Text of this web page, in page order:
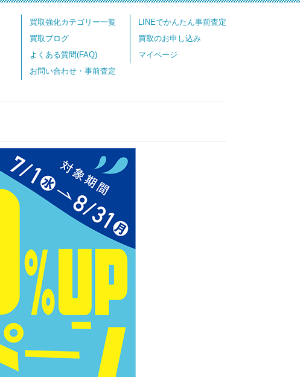
買取強化カテゴリー一覧
買取ブログ
よくある質問(FAQ)
お問い合わせ・事前査定
LINEでかんたん事前査定
買取のお申し込み
マイページ